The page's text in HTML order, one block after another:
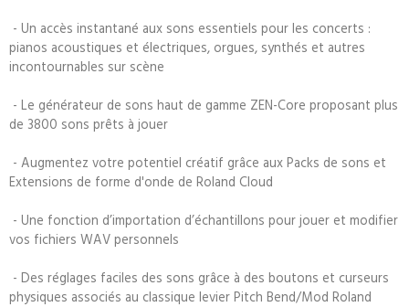
- Un accès instantané aux sons essentiels pour les concerts :
pianos acoustiques et électriques, orgues, synthés et autres
incontournables sur scène
- Le générateur de sons haut de gamme ZEN-Core proposant plus
de 3800 sons prêts à jouer
- Augmentez votre potentiel créatif grâce aux Packs de sons et
Extensions de forme d'onde de Roland Cloud
- Une fonction d’importation d’échantillons pour jouer et modifier
vos fichiers WAV personnels
- Des réglages faciles des sons grâce à des boutons et curseurs
physiques associés au classique levier Pitch Bend/Mod Roland